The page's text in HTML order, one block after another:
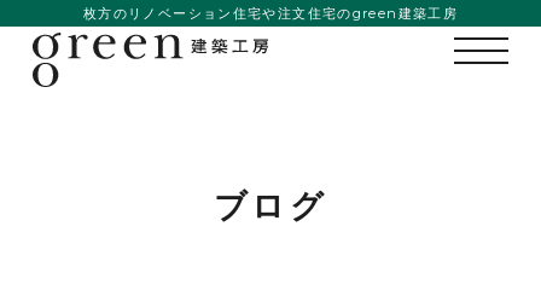
枚方のリノベーション住宅や注文住宅のgreen建築工房
ブログ